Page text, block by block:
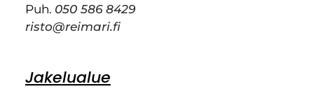
Puh. 050 586 8429
risto@reimari.fi
Jakelualue